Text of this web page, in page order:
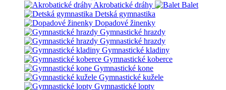
Akrobatické dráhy
Balet
Detská gymnastika
Dopadové žinenky
Gymnastické hrazdy
Gymnastické hrazdy
Gymnastické kladiny
Gymnastické koberce
Gymnastické kone
Gymnastické kužele
Gymnastické lopty